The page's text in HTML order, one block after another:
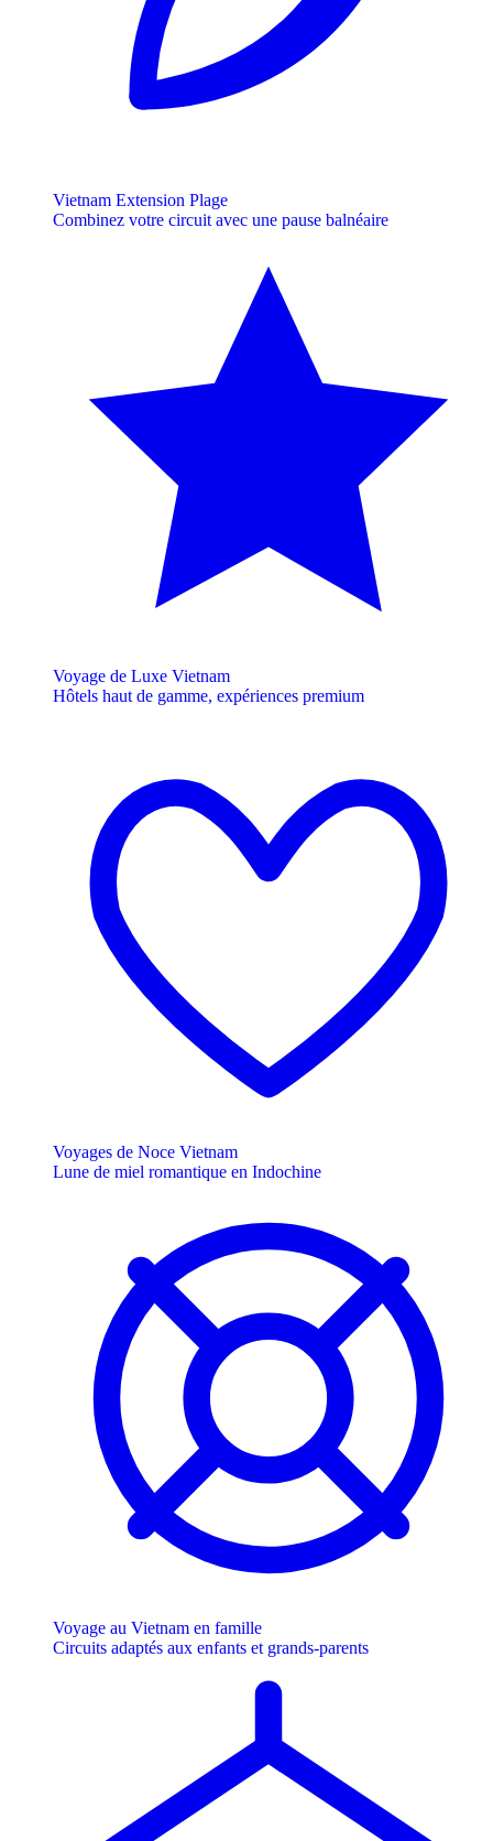
Vietnam Extension Plage
Combinez votre circuit avec une pause balnéaire
Voyage de Luxe Vietnam
Hôtels haut de gamme, expériences premium
Voyages de Noce Vietnam
Lune de miel romantique en Indochine
Voyage au Vietnam en famille
Circuits adaptés aux enfants et grands-parents